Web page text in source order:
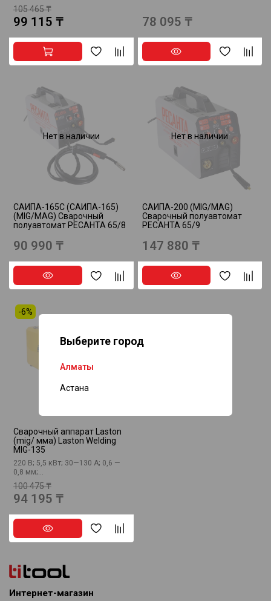
Выберите город
Алматы
Астана
105 465 ₸
99 115 ₸ 78 095 ₸
Нет в наличии
САИПА-165С (САИПА-165)
(MIG/MAG) Сварочный
полуавтомат РЕСАНТА 65/8
90 990 ₸
Нет в наличии
САИПА-200 (MIG/MAG)
Сварочный полуавтомат
РЕСАНТА 65/9
147 880 ₸
-6%
Сварочный аппарат Laston
(mig/ ммa) Laston Welding
MIG-135
220 В; 5,5 кВт; 30—130 А; 0,6 —
0,8 мм;...
100 475 ₸
94 195 ₸
Интернет-магазин